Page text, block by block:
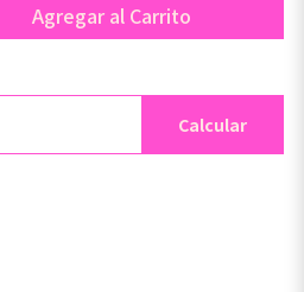
Agregar al Carrito
Calcular